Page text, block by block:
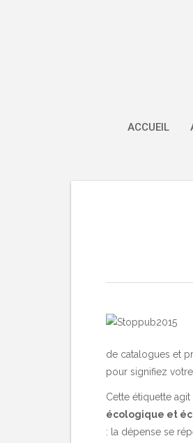
ACCUEIL
de catalogues et
pour signifiez
Cette étiquette
écologique et
: la dépense se